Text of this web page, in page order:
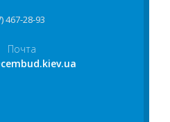
467-28-93
Почта